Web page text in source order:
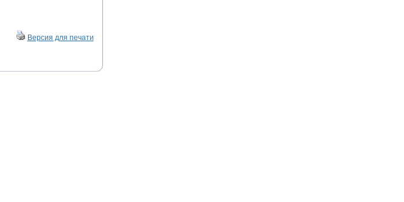
Версия для печати